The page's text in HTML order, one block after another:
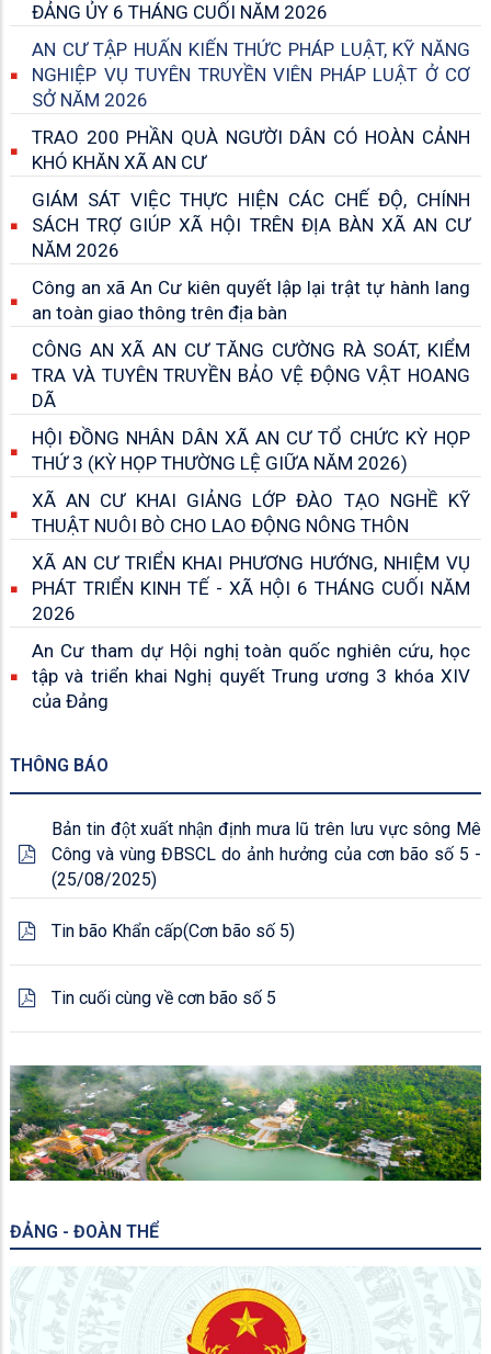
ĐẢNG ỦY 6 THÁNG CUỐI NĂM 2026
AN CƯ TẬP HUẤN KIẾN THỨC PHÁP LUẬT, KỸ NĂNG
NGHIỆP VỤ TUYÊN TRUYỀN VIÊN PHÁP LUẬT Ở CƠ
SỞ NĂM 2026
TRAO 200 PHẦN QUÀ NGƯỜI DÂN CÓ HOÀN CẢNH
KHÓ KHĂN XÃ AN CƯ
GIÁM SÁT VIỆC THỰC HIỆN CÁC CHẾ ĐỘ, CHÍNH
SÁCH TRỢ GIÚP XÃ HỘI TRÊN ĐỊA BÀN XÃ AN CƯ
NĂM 2026
Công an xã An Cư kiên quyết lập lại trật tự hành lang
an toàn giao thông trên địa bàn
CÔNG AN XÃ AN CƯ TĂNG CƯỜNG RÀ SOÁT, KIỂM
TRA VÀ TUYÊN TRUYỀN BẢO VỆ ĐỘNG VẬT HOANG
DÃ
HỘI ĐỒNG NHÂN DÂN XÃ AN CƯ TỔ CHỨC KỲ HỌP
THỨ 3 (KỲ HỌP THƯỜNG LỆ GIỮA NĂM 2026)
XÃ AN CƯ KHAI GIẢNG LỚP ĐÀO TẠO NGHỀ KỸ
THUẬT NUÔI BÒ CHO LAO ĐỘNG NÔNG THÔN
XÃ AN CƯ TRIỂN KHAI PHƯƠNG HƯỚNG, NHIỆM VỤ
PHÁT TRIỂN KINH TẾ - XÃ HỘI 6 THÁNG CUỐI NĂM
2026
An Cư tham dự Hội nghị toàn quốc nghiên cứu, học
tập và triển khai Nghị quyết Trung ương 3 khóa XIV
của Đảng
THÔNG BÁO
Bản tin đột xuất nhận định mưa lũ trên lưu vực sông Mê
Công và vùng ĐBSCL do ảnh hưởng của cơn bão số 5 -
(25/08/2025)
Tin bão Khẩn cấp(Cơn bão số 5)
Tin cuối cùng về cơn bão số 5
ĐẢNG - ĐOÀN THỂ